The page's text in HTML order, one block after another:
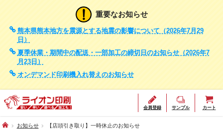
重要なお知らせ
熊本県熊本地方を震源とする地震の影響について（2026年7月29
日）
夏季休業・期間中の配送・一部加工の締切日のお知らせ（2026年7
月23日）
オンデマンド印刷機入れ替えのお知らせ
会員登録 サンプル カート
お知らせ 【店頭引き取り】一時休止のお知らせ